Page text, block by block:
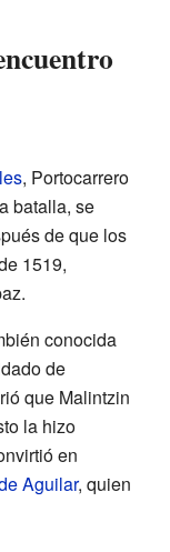
, Portocarrero
batalla, se
de que los
1519,
conocida
de
que Malintzin
la hizo
en
Aguilar, quien